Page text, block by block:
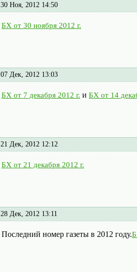
30 Ноя, 2012 14:50
БХ от 30 ноября 2012 г.
07 Дек, 2012 13:03
БХ от 7 декабря 2012 г. и БХ от 14
21 Дек, 2012 12:12
БХ от 21 декабря 2012 г.
28 Дек, 2012 13:11
Последний номер газеты в 2012 году.